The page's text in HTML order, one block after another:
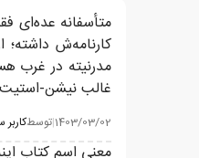
متأسفانه عده‌ای
کارنامه‌ش
مدرنیته در غرب
غالب نیشن-
1403/03/02
|توسط